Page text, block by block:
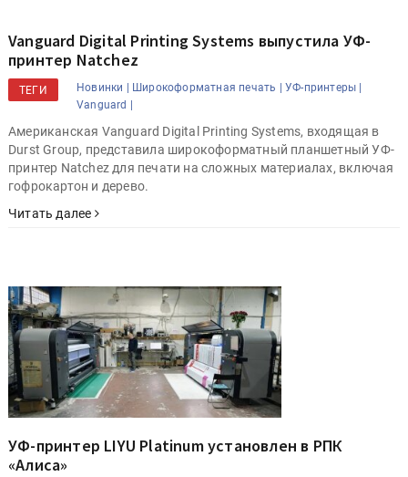
Vanguard Digital Printing Systems выпустила УФ-
принтер Natchez
ТЕГИ Новинки | Широкоформатная печать |
УФ-принтеры |
Vanguard |
Американская Vanguard Digital Printing Systems, входящая в
Durst Group, представила широкоформатный планшетный УФ-
принтер Natchez для печати на сложных материалах, включая
гофрокартон и дерево.
Читать далее
УФ-принтер LIYU Platinum установлен в РПК
«Алиса»